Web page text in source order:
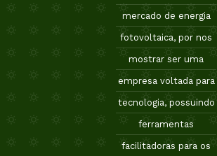
mercado de energia
fotovoltaica, por nos
mostrar ser uma
empresa voltada para
tecnologia, possuindo
ferramentas
facilitadoras para os